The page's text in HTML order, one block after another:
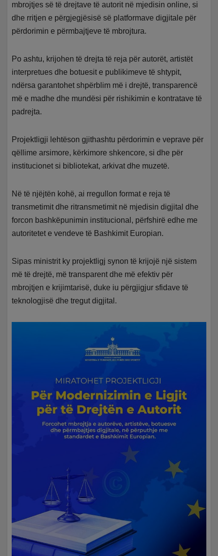
mbrojtjes së të drejtave të autorit në mjedisin online, si
dhe rritjen e përgjegjësisë së platformave digjitale për
përdorimin e përmbajtjeve të mbrojtura.
Po ashtu, krijohen të drejta të reja për autorët, artistët
interpretues dhe botuesit e publikimeve të shtypit,
ndërsa garantohet shpërblim më i drejtë, transparencë
më e madhe dhe mundësi për rishikimin e kontratave të
padrejta.
Projektligji lehtëson gjithashtu përdorimin e veprave për
qëllime arsimore, kërkimore shkencore, si dhe për
institucionet si bibliotekat, arkivat dhe muzetë.
Në të njëjtën kohë, ai rregullon format e reja të
transmetimit dhe ritransmetimit në mjedisin digjital dhe
forcon bashkëpunimin institucional, përfshirë edhe me
autoritetet e vendeve të Bashkimit Europian.
Sipas ministrit ky projektligj synon të krijojë një sistem
më të drejtë, më transparent dhe më efektiv për
mbrojtjen e krijimtarisë, duke iu përgjigjur sfidave të
teknologjisë dhe tregut digjital.